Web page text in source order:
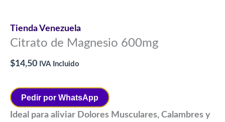
Tienda Venezuela
Citrato de Magnesio 600mg
$14,50 IVA Incluido
Pedir por WhatsApp
Ideal para aliviar Dolores Musculares, Calambres y